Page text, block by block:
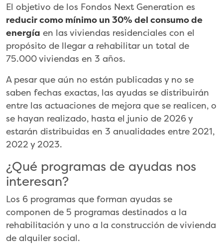
El objetivo de los Fondos Next Generation es
reducir como mínimo un 30% del consumo de
energía en las viviendas residenciales con el
propósito de llegar a rehabilitar un total de
75.000 viviendas en 3 años.
A pesar que aún no están publicadas y no se
saben fechas exactas, las ayudas se distribuirán
entre las actuaciones de mejora que se realicen, o
se hayan realizado, hasta el junio de 2026 y
estarán distribuidas en 3 anualidades entre 2021,
2022 y 2023.
¿Qué programas de ayudas nos
interesan?
Los 6 programas que forman ayudas se
componen de 5 programas destinados a la
rehabilitación y uno a la construcción de vivienda
de alquiler social.